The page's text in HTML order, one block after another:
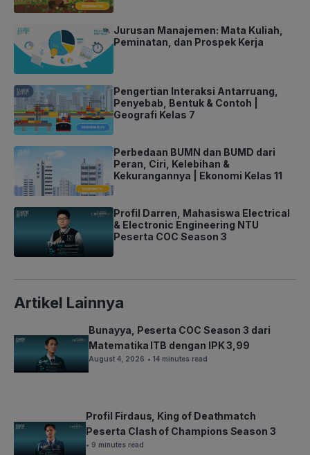
Jurusan Manajemen: Mata Kuliah,
Peminatan, dan Prospek Kerja
Pengertian Interaksi Antarruang,
Penyebab, Bentuk & Contoh |
Geografi Kelas 7
Perbedaan BUMN dan BUMD dari
Peran, Ciri, Kelebihan &
Kekurangannya | Ekonomi Kelas 11
Profil Darren, Mahasiswa Electrical
& Electronic Engineering NTU
Peserta COC Season 3
Artikel Lainnya
Bunayya, Peserta COC Season 3 dari
Matematika ITB dengan IPK 3,99
August 4, 2026 • 14 minutes read
Profil Firdaus, King of Deathmatch
Peserta Clash of Champions Season 3
• 9 minutes read